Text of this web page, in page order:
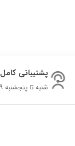
پشتیبانی کامل
شنبه تا پنجشنبه 9 الی 17